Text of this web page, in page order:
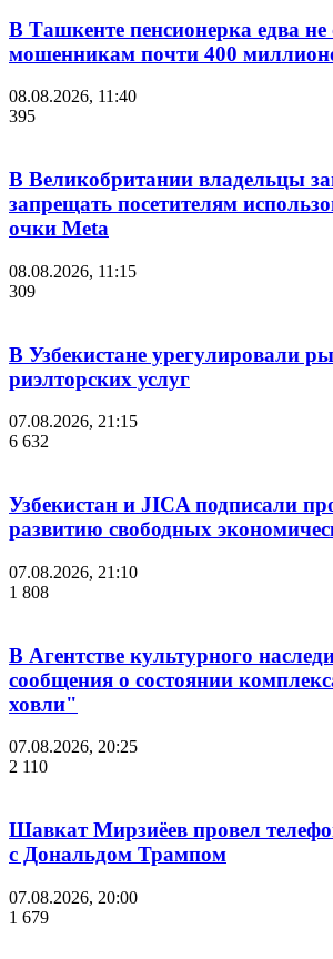
В Ташкенте пенсионерка едва не
мошенникам почти 400
08.08.2026, 11:40
395
В Великобритании владельцы
запрещать посетителям
очки Meta
08.08.2026, 11:15
309
В Узбекистане урегулировали
риэлторских услуг
07.08.2026, 21:15
6 632
Узбекистан и JICA подписали
развитию свободных
07.08.2026, 21:10
1 808
В Агентстве культурного
сообщения о состоянии
ховли"
07.08.2026, 20:25
2 110
Шавкат Мирзиёев провел
с Дональдом Трампом
07.08.2026, 20:00
1 679